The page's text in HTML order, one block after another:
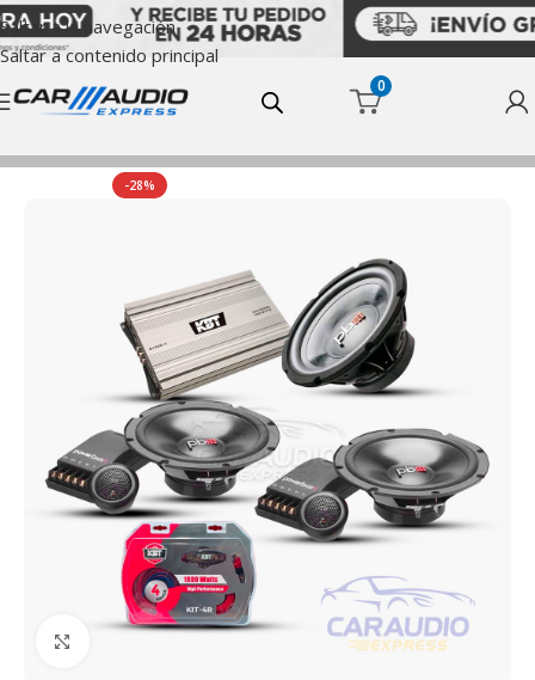
Saltar a la navegación
Saltar a contenido principal
0
Inicio Combos Ofertas
-28%